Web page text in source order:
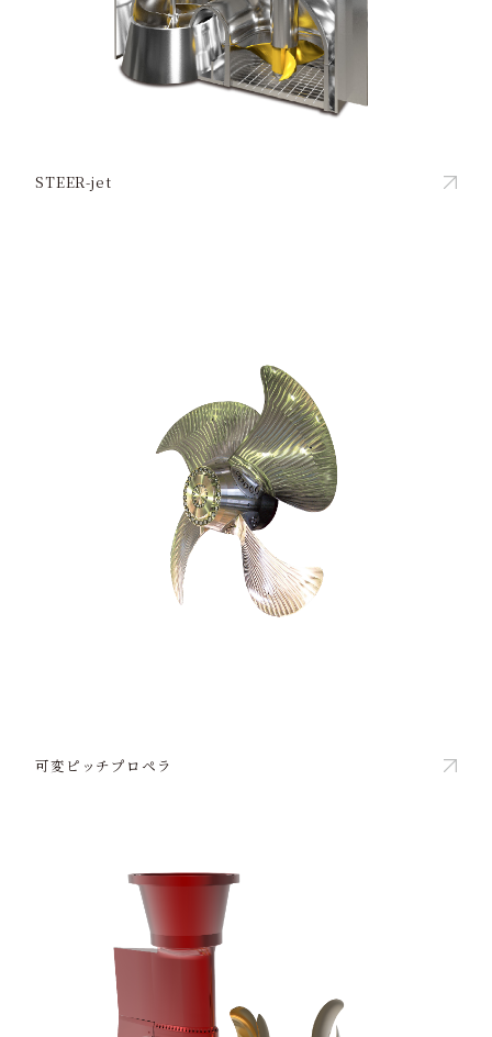
STEER-jet
可変ピッチプロペラ